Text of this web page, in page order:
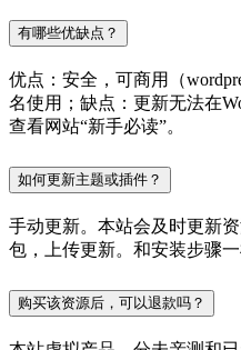
有哪些优缺点？
优点：安全，可商用（
名使用；缺点：更新无法在
查看网站“新手必读”。
如何更新主题或插件？
手动更新。本站会及时更新
包，上传更新。和安装步骤
购买该资源后，可以退款吗？